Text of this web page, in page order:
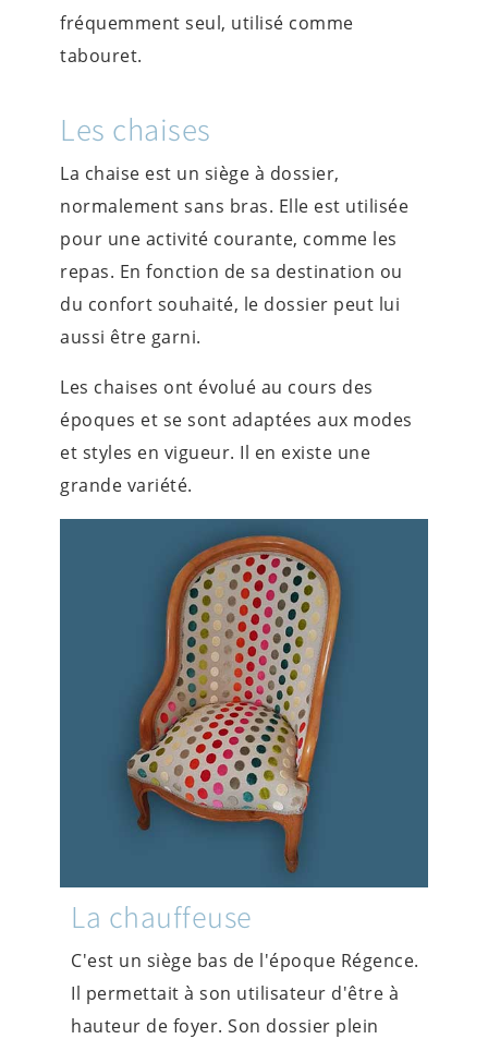
fréquemment seul, utilisé comme
tabouret.
Les chaises
La chaise est un siège à dossier,
normalement sans bras. Elle est utilisée
pour une activité courante, comme les
repas. En fonction de sa destination ou
du confort souhaité, le dossier peut lui
aussi être garni.
Les chaises ont évolué au cours des
époques et se sont adaptées aux modes
et styles en vigueur. Il en existe une
grande variété.
La chauffeuse
C'est un siège bas de l'époque Régence.
Il permettait à son utilisateur d'être à
hauteur de foyer. Son dossier plein